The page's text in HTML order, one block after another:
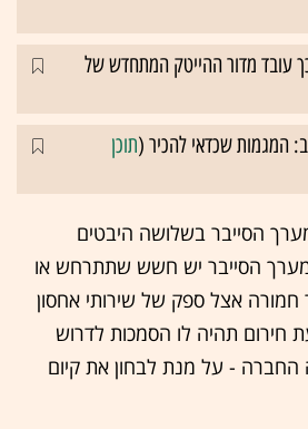
עובד מדור ההייטק המתחדש של
המגמות שכדאי להכיר (תוכן
הסייבר בשלושה היבטים
הסייבר יש חשש שתתרחש או
אצל ספק של שירותי אחסון
חירום תהיה לו הסמכות לדרוש
החברה - על מנת לבחון את קיום